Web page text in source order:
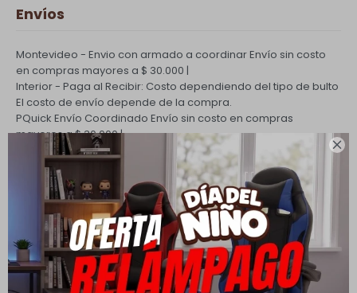

Envíos
Montevideo - Envio con armado a coordinarEnvío sin costo
en compras mayores a $ 30.000 |
Interior - Paga al Recibir: Costo dependiendo del tipo de bulto
El costo de envío depende de la compra.
PQuick Envío Coordinado Envío sin costo en compras
mayores a $ 30.000 |
Cambios y Devoluciones
Todas las compras realizadas tienen un plazo de 5 días para
su cambio.
Ver mas